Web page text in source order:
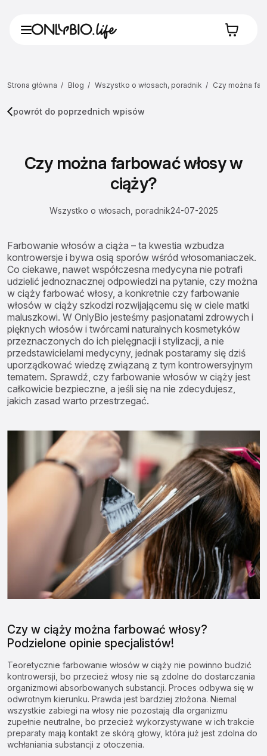
Strona główna Blog Wszystko o włosach, poradnik Czy można
powrót do poprzednich wpisów
Czy można farbować włosy w
ciąży?
Wszystko o włosach, poradnik24-07-2025
Farbowanie włosów a ciąża – ta kwestia wzbudza
kontrowersje i bywa osią sporów wśród włosomaniaczek.
Co ciekawe, nawet współczesna medycyna nie potrafi
udzielić jednoznacznej odpowiedzi na pytanie, czy można
w ciąży farbować włosy, a konkretnie czy farbowanie
włosów w ciąży szkodzi rozwijającemu się w ciele matki
maluszkowi. W OnlyBio jesteśmy pasjonatami zdrowych i
pięknych włosów i twórcami naturalnych kosmetyków
przeznaczonych do ich pielęgnacji i stylizacji, a nie
przedstawicielami medycyny, jednak postaramy się dziś
uporządkować wiedzę związaną z tym kontrowersyjnym
tematem. Sprawdź, czy farbowanie włosów w ciąży jest
całkowicie bezpieczne, a jeśli się na nie zdecydujesz,
jakich zasad warto przestrzegać.
Czy w ciąży można farbować włosy?
Podzielone opinie specjalistów!
Teoretycznie farbowanie włosów w ciąży nie powinno budzić
kontrowersji, bo przecież włosy nie są zdolne do dostarczania
organizmowi absorbowanych substancji. Proces odbywa się w
odwrotnym kierunku. Prawda jest bardziej złożona. Niemal
wszystkie zabiegi na włosy nie pozostają dla organizmu
zupełnie neutralne, bo przecież wykorzystywane w ich trakcie
preparaty mają kontakt ze skórą głowy, która już jest zdolna do
wchłaniania substancji z otoczenia.